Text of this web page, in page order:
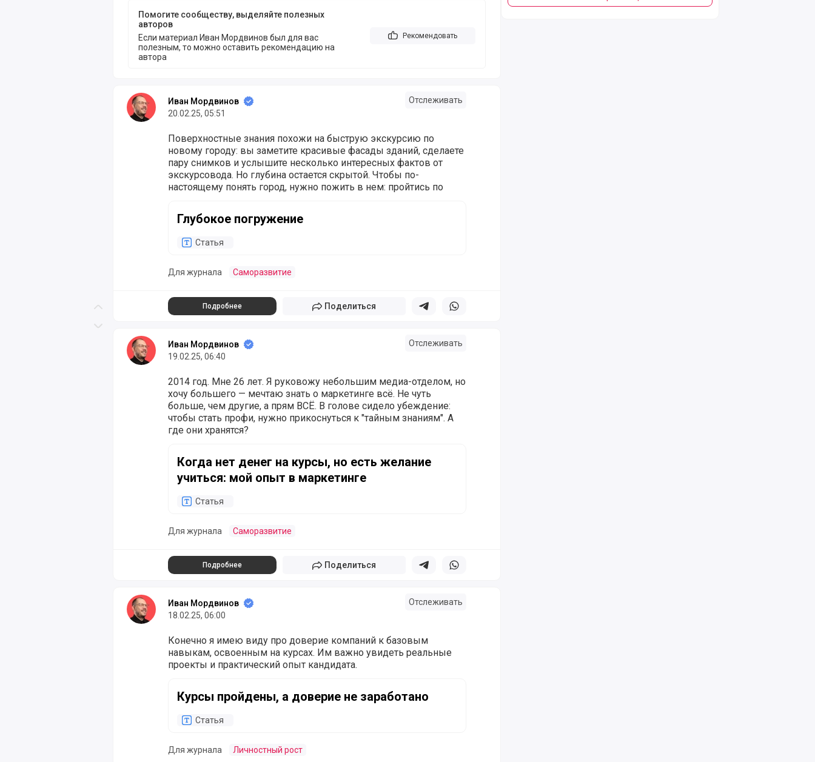
Скролл вниз
Помогите сообществу, выделяйте полезных
авторов
Если материал Иван Мордвинов был для вас
полезным, то можно оставить рекомендацию на
автора
Рекомендовать
Иван Мордвинов
20.02.25, 05:51
Отслеживать
Поверхностные знания похожи на быструю экскурсию по
новому городу: вы заметите красивые фасады зданий, сделаете
пару снимков и услышите несколько интересных фактов от
экскурсовода. Но глубина остается скрытой. Чтобы по-
настоящему понять город, нужно пожить в нем: пройтись по
Глубокое погружение
Статья
Для журнала Саморазвитие
Подробнее Поделиться Поделиться в телеграм
Поделиться в whatsapp
Иван Мордвинов
19.02.25, 06:40
Отслеживать
2014 год. Мне 26 лет. Я руковожу небольшим медиа-отделом, но
хочу большего — мечтаю знать о маркетинге всё. Не чуть
больше, чем другие, а прям ВСЁ. В голове сидело убеждение:
чтобы стать профи, нужно прикоснуться к "тайным знаниям". А
где они хранятся?
Когда нет денег на курсы, но есть желание
учиться: мой опыт в маркетинге
Статья
Для журнала Саморазвитие
Подробнее Поделиться Поделиться в телеграм
Поделиться в whatsapp
Иван Мордвинов
18.02.25, 06:00
Отслеживать
Конечно я имею виду про доверие компаний к базовым
навыкам, освоенным на курсах. Им важно увидеть реальные
проекты и практический опыт кандидата.
Курсы пройдены, а доверие не заработано
Статья
Для журнала Личностный рост